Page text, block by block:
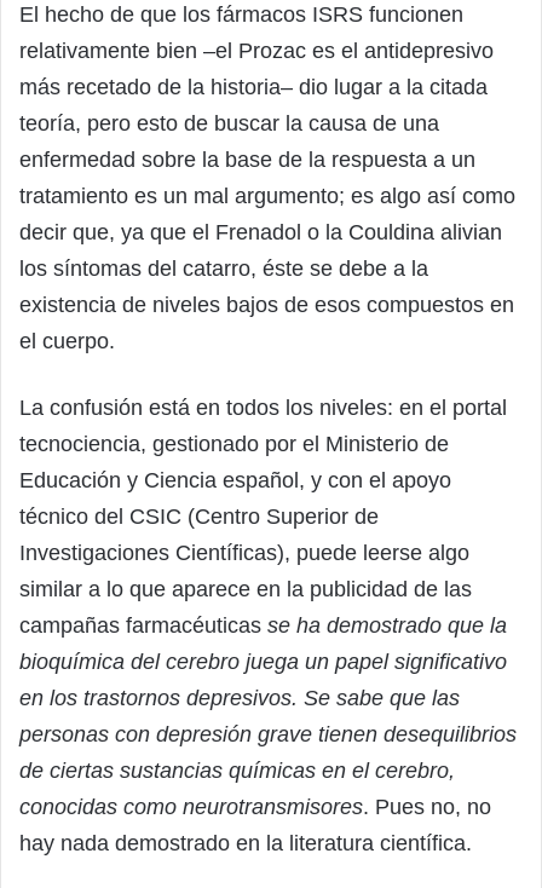
El hecho de que los fármacos ISRS funcionen
relativamente bien –el Prozac es el antidepresivo
más recetado de la historia– dio lugar a la citada
teoría, pero esto de buscar la causa de una
enfermedad sobre la base de la respuesta a un
tratamiento es un mal argumento; es algo así como
decir que, ya que el Frenadol o la Couldina alivian
los síntomas del catarro, éste se debe a la
existencia de niveles bajos de esos compuestos en
el cuerpo.
La confusión está en todos los niveles: en el portal
tecnociencia, gestionado por el Ministerio de
Educación y Ciencia español, y con el apoyo
técnico del CSIC (Centro Superior de
Investigaciones Científicas), puede leerse algo
similar a lo que aparece en la publicidad de las
campañas farmacéuticas se ha demostrado que la
bioquímica del cerebro juega un papel significativo
en los trastornos depresivos. Se sabe que las
personas con depresión grave tienen desequilibrios
de ciertas sustancias químicas en el cerebro,
conocidas como neurotransmisores. Pues no, no
hay nada demostrado en la literatura científica.